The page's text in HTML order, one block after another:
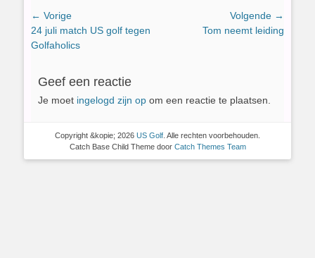
Bericht
navigatie
← Vorige
Vorig
bericht:
24 juli match US golf tegen
Golfaholics
Volgende →
Tom neemt leiding
Geef een reactie
Je moet ingelogd zijn op om een reactie te plaatsen.
Copyright &kopie; 2026 US Golf . Alle rechten voorbehouden.
Catch Base Child Theme door Catch Themes Team